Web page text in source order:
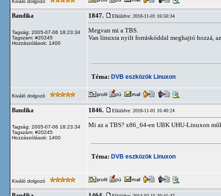
Kiváló dolgozó
Bandika
Tagság: 2005-07-06 18:23:34
Tagszám: #20245
Hozzászólások: 1400
1847. Elküldve: 2018-11-01 16:50:34
Megvan mi a TBS.
Van linuxra nyilt forráskóddal meghajtó hozzá,
Téma: DVB eszközök Linuxon
Kiváló dolgozó
Bandika
Tagság: 2005-07-06 18:23:34
Tagszám: #20245
Hozzászólások: 1400
1846. Elküldve: 2018-11-01 16:40:24
Mi az a TBS? x86_64-en UBK UHU-Linuxon
Téma: DVB eszközök Linuxon
Kiváló dolgozó